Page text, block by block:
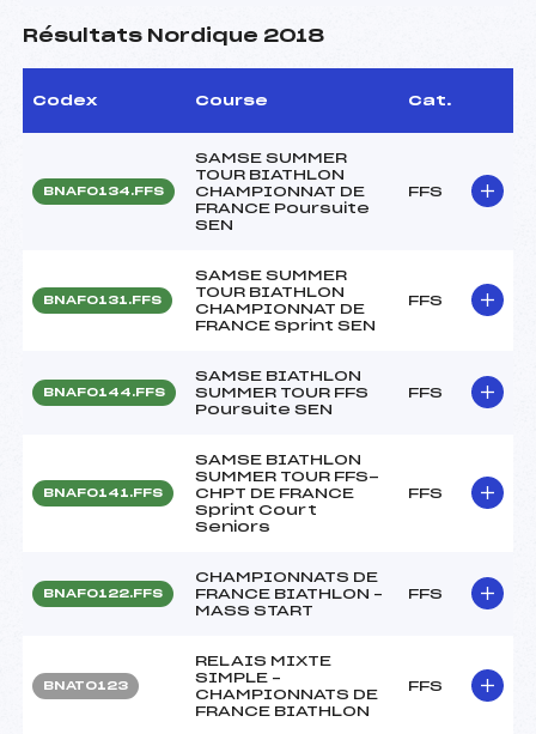
Résultats Nordique 2018
Codex Course Cat.
BNAF0134.FFS
SAMSE SUMMER
TOUR BIATHLON
CHAMPIONNAT DE
FRANCE Poursuite
SEN
FFS
BNAF0131.FFS
SAMSE SUMMER
TOUR BIATHLON
CHAMPIONNAT DE
FRANCE Sprint SEN
FFS
BNAF0144.FFS
SAMSE BIATHLON
SUMMER TOUR FFS
Poursuite SEN
FFS
BNAF0141.FFS
SAMSE BIATHLON
SUMMER TOUR FFS-
CHPT DE FRANCE
Sprint Court
Seniors
FFS
BNAF0122.FFS
CHAMPIONNATS DE
FRANCE BIATHLON –
MASS START
FFS
BNAT0123
RELAIS MIXTE
SIMPLE –
CHAMPIONNATS DE
FRANCE BIATHLON
FFS